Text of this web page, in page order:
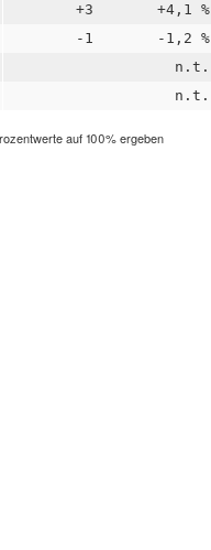
+3 +4,1 %
-1 -1,2 %
n.t.
n.t.
auf 100% ergeben